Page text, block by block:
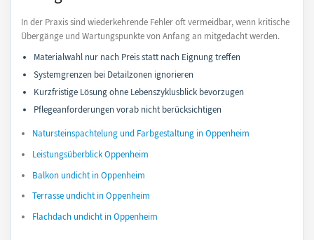
In der Praxis sind wiederkehrende Fehler oft vermeidbar, wenn kritische
Übergänge und Wartungspunkte von Anfang an mitgedacht werden.
Materialwahl nur nach Preis statt nach Eignung treffen
Systemgrenzen bei Detailzonen ignorieren
Kurzfristige Lösung ohne Lebenszyklusblick bevorzugen
Pflegeanforderungen vorab nicht berücksichtigen
Natursteinspachtelung und Farbgestaltung in Oppenheim
Leistungsüberblick Oppenheim
Balkon undicht in Oppenheim
Terrasse undicht in Oppenheim
Flachdach undicht in Oppenheim